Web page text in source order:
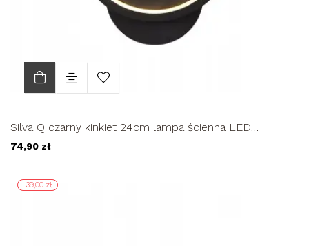
Silva Q czarny kinkiet 24cm lampa ścienna LED
nowoczesna MODERN SILVAQ
74,90 zł
-39,00 zł